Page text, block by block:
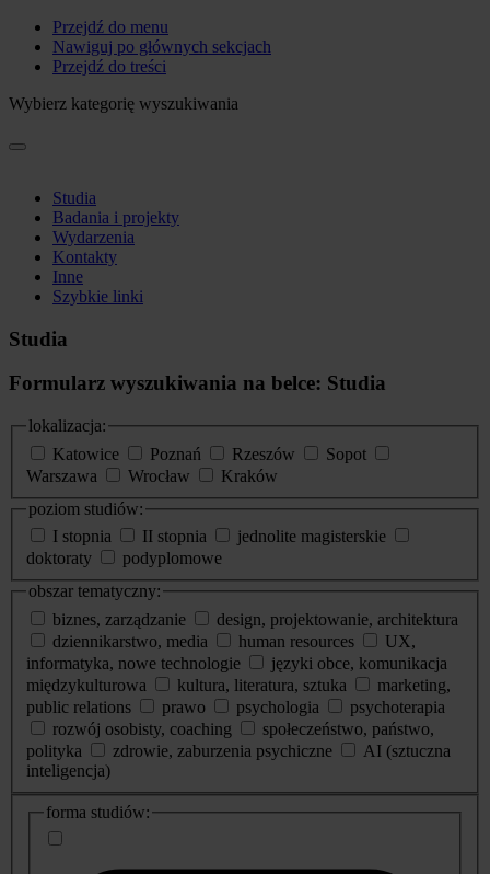
Przejdź do menu
Nawiguj po głównych sekcjach
Przejdź do treści
Wybierz kategorię wyszukiwania
Studia
Badania i projekty
Wydarzenia
Kontakty
Inne
Szybkie linki
Studia
Formularz wyszukiwania na belce: Studia
lokalizacja:
Katowice
Poznań Rzeszów
Sopot
Warszawa
Wrocław
Kraków
poziom studiów:
I stopnia
II stopnia
jednolite magisterskie
doktoraty
podyplomowe
obszar tematyczny:
biznes, zarządzanie
design, projektowanie, architektura
dziennikarstwo, media
human resources
UX,
informatyka, nowe technologie
języki obce, komunikacja
międzykulturowa
kultura, literatura, sztuka
marketing,
public relations
prawo psychologia
psychoterapia
rozwój osobisty, coaching
społeczeństwo, państwo,
polityka
zdrowie, zaburzenia psychiczne
AI (sztuczna
inteligencja)
dodatkowe
informacje
forma studiów: